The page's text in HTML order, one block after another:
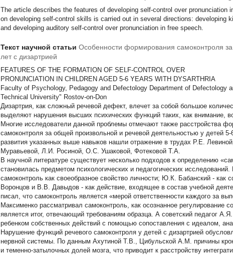
The article describes the features of developing self-control over pronunciation
on developing self-control skills is carried out in several directions: developing
and developing auditory self-control over pronunciation in free speech.
Текст научной статьи Особенности формирования самоконтроля
лет с дизартрией
FEATURES OF THE FORMATION OF SELF-CONTROL OVER
PRONUNCIATION IN CHILDREN AGED 5-6 YEARS WITH DYSARTHRIA
Faculty of Psychology, Pedagogy and Defectology Department of Defectology
Technical University" Rostov-on-Don
Дизартрия, как сложный речевой дефект, влечет за собой большое
выделяют нарушения высших психических функций таких, как внимание,
Многие исследователи данной проблемы отмечают также расстройства
самоконтроля за общей произвольной и речевой деятельностью у детей
развития указанных выше навыков нашли отражение в трудах Р.Е.
Муравьевой, Л.И. Росиной, О.С. Ушаковой, Фотековой Т.А.
В научной литературе существует несколько подходов к определению
становилась предметом психологических и педагогических
самоконтроль как своеобразное свойство личности; Ю.К. Бабанский -
Воронцов и В.В. Давыдов - как действие, входящее в состав учебной
писал, что самоконтроль является «мерой ответственности каждого за
Максименко рассматривал самоконтроль, как осознанное регулирование
является итог, отвечающий требованиям образца. А советский педагог
ребенком собственных действий с помощью сопоставления с идеалом,
Нарушение функций речевого самоконтроля у детей с дизартрией
нервной системы. По данным Ахутиной Т.В., Цибульской А.М. причины
и теменно-затылочных долей мозга, что приводит к расстройству